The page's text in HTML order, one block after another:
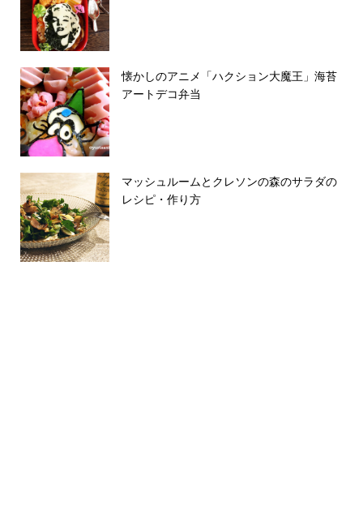
懐かしのアニメ「ハクション大魔王」海苔
アートデコ弁当
マッシュルームとクレソンの森のサラダの
レシピ・作り方